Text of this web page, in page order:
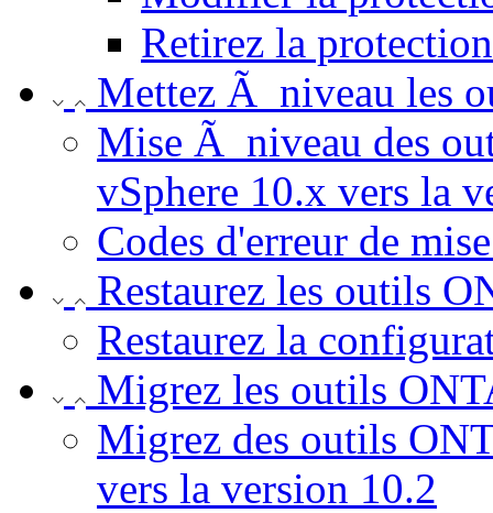
Retirez la
Mettez Ã niveau les
Mise Ã niveau des
vSphere 10.x vers la
Codes d'erreur de
Restaurez les outils
Restaurez la
Migrez les outils
Migrez des outils
vers la version 10.2